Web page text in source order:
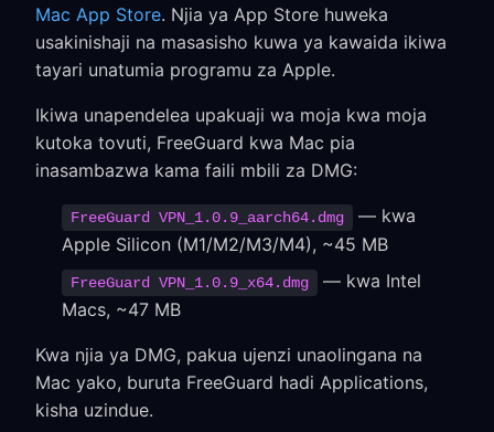
Mac App Store. Njia ya App Store huweka
usakinishaji na masasisho kuwa ya kawaida ikiwa
tayari unatumia programu za Apple.
Ikiwa unapendelea upakuaji wa moja kwa moja
kutoka tovuti, FreeGuard kwa Mac pia
inasambazwa kama faili mbili za DMG:
FreeGuard VPN_1.0.9_aarch64.dmg
— kwa
Apple Silicon (M1/M2/M3/M4), ~45 MB
FreeGuard VPN_1.0.9_x64.dmg
— kwa Intel
Macs, ~47 MB
Kwa njia ya DMG, pakua ujenzi unaolingana na
Mac yako, buruta FreeGuard hadi Applications,
kisha uzindue.